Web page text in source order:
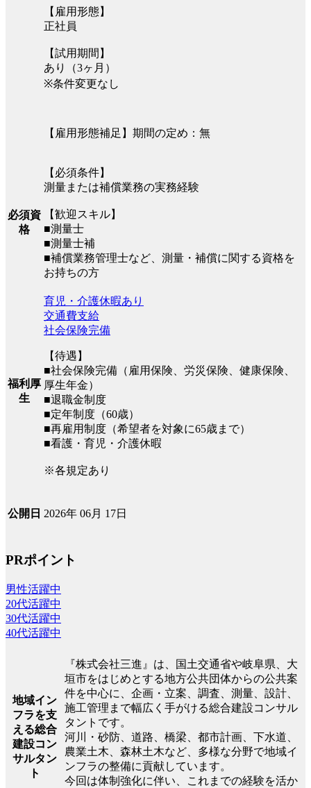
【雇用形態】
正社員
【試用期間】
あり（3ヶ月）
※条件変更なし
【雇用形態補足】期間の定め：無
必須資
格
【必須条件】
測量または補償業務の実務経験
【歓迎スキル】
■測量士
■測量士補
■補償業務管理士など、測量・補償に関する資格を
お持ちの方
福利厚
生
育児・介護休暇あり
交通費支給
社会保険完備
【待遇】
■社会保険完備（雇用保険、労災保険、健康保険、
厚生年金）
■退職金制度
■定年制度（60歳）
■再雇用制度（希望者を対象に65歳まで）
■看護・育児・介護休暇
※各規定あり
公開日 2026年 06月 17日
PRポイント
男性活躍中
20代活躍中
30代活躍中
40代活躍中
地域イン
フラを支
える総合
建設コン
サルタン
ト
『株式会社三進』は、国土交通省や岐阜県、大
垣市をはじめとする地方公共団体からの公共案
件を中心に、企画・立案、調査、測量、設計、
施工管理まで幅広く手がける総合建設コンサル
タントです。
河川・砂防、道路、橋梁、都市計画、下水道、
農業土木、森林土木など、多様な分野で地域イ
ンフラの整備に貢献しています。
今回は体制強化に伴い、これまでの経験を活か